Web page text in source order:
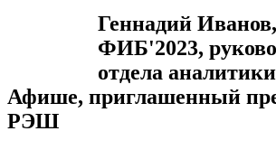
Геннадий
ФИБ'2023,
отдела
Афише, приглашенный
РЭШ